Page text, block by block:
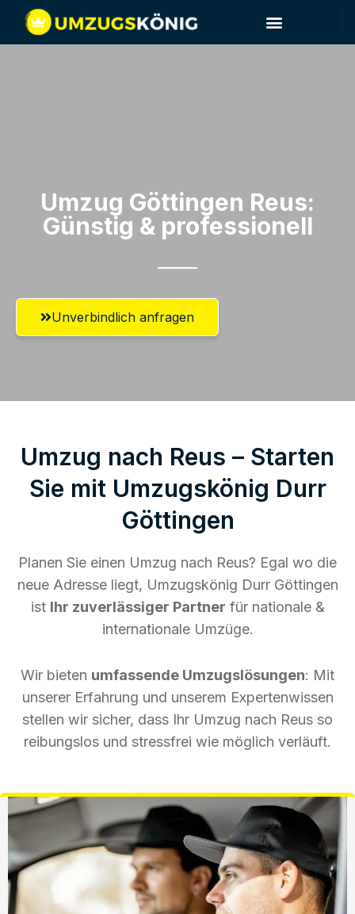
Umzug Göttingen​ Reus:
Günstig & professionell​
Unverbindlich anfragen
Umzug nach Reus – Starten
Sie mit Umzugskönig Durr
Göttingen
Planen Sie einen Umzug nach Reus? Egal wo die
neue Adresse liegt, Umzugskönig Durr Göttingen
ist Ihr zuverlässiger Partner für nationale &
internationale Umzüge.
Wir bieten umfassende Umzugslösungen: Mit
unserer Erfahrung und unserem Expertenwissen
stellen wir sicher, dass Ihr Umzug nach Reus so
reibungslos und stressfrei wie möglich verläuft.